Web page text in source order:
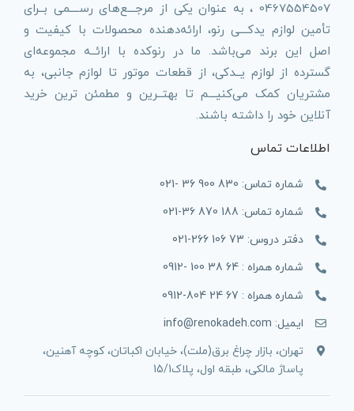
0467554507 ، به عنوان یکی از مرجـــع‌های رســــمی بــرای
تأمین لوازم یدکـــی رنو، ارائه‌دهنده محصولات با کیفیت و
اصل این برند می‌باشد. ما در رنوکده با ارائــه مجموعه‌ای
گسترده از لوازم یــدکی، از قطعات موتور تا لوازم جانبی، به
مشتریان کمک می‌کنیـــم تا بهتــرین و مطمئن ترین خرید
آنلاین خود را داشته باشند.
اطلاعات تماس
شماره تماس: 830 900 36 -021
شماره تماس: 188 870 36-021
دفتر دروس: 73 106 266-021
شماره همراه : 64 38 100 -0912
شماره همراه : 67 24 804-0912
ایمیل: info@renokadeh.com
تهران، بازار چراغ برق(ملت)، خیابان اکباتان، کوچه آهنین،
پاساژ مالکی، طبقه اول، پلاک15/1